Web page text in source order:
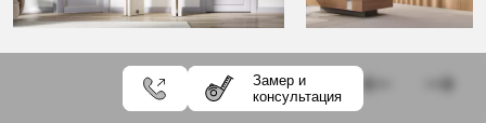
Замер и
консультация